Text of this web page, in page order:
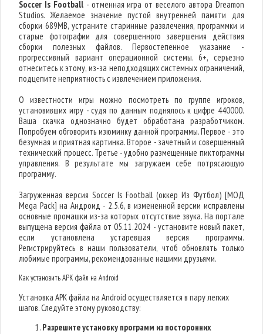
Soccer Is Football- отменная игра от веселого автора Dreamon
Studios. Желаемое значение пустой внутренней памяти для
сборки 689MB, устраните старинные развлечения, программки и
старые фотографии для совершенного завершения действия
сборки полезных файлов. Первостепенное указание -
прогрессивный вариант операционной системы. 6+, серьезно
отнеситесь к этому, из-за неподходящих системных ограничений,
подцепите неприятность с извлечением приложения.
О известности игры можно посмотреть по группе игроков,
установивших игру - судя по данным поднялось к цифре 440000.
Ваша скачка однозначно будет обработана разработчиком.
Попробуем обговорить изюминку данной программы. Первое - это
безумная и приятная картинка. Второе - зачетный и совершенный
технический процесс. Третье - удобно размещенные пиктограммы
управления. В результате мы загружаем себе потрясающую
программу.
Загруженная версия Soccer Is Football (оккер Из Футбол) [МОД
Mega Pack] на Андроид - 2.5.6, в измененной версии исправлены
основные промашки из-за которых отсутствие звука. На портале
выпущена версия файла от 05.11.2024 - установите новый пакет,
если установлена устаревшая версия программы.
Регистрируйтесь в наши пользователи, чтоб обновлять только
любимые программы, рекомендованные нашими друзьями.
Как установить APK файл на Android
Установка APK файла на Android осуществляется в пару легких
шагов. Следуйте этому руководству:
Разрешите установку программ из посторонних